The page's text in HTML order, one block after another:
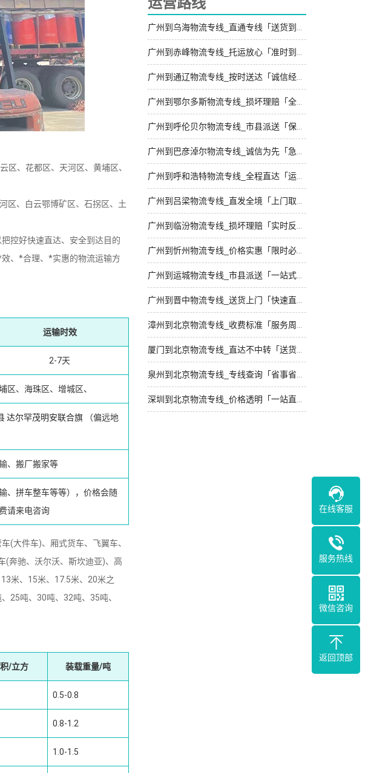
、花都区、天河区、黄埔区、
区、白云鄂博矿区、石拐区、土
控好快速直达、安全到达目的
、*合理、*实惠的物流运输方
运输时效
2-7天
区、海珠区、增城区、
达尔罕茂明安联合旗 （偏远地
、搬厂搬家等
、拼车整车等等），价格会随
请来电咨询
(大件车)、厢式货车、飞翼车、
(奔驰、沃尔沃、斯坎迪亚)、高
米、15米、17.5米、20米之
25吨、30吨、32吨、35吨、
/立方 装载重量/吨
0.5-0.8
0.8-1.2
1.0-1.5
广州到乌海物流专线_直通专线「送货到门」
广州到赤峰物流专线_托运放心「准时到货」
广州到通辽物流专线_按时送达「诚信经营」
广州到鄂尔多斯物流专线_损坏理赔「全境到达」
广州到呼伦贝尔物流专线_市县派送「保证时效」
广州到巴彦淖尔物流专线_诚信为先「急你所需」
广州到呼和浩特物流专线_全程直达「运价查询」
广州到吕梁物流专线_直发全境「上门取件」
广州到临汾物流专线_损坏理赔「实时反馈」
广州到忻州物流专线_价格实惠「限时必达」
广州到运城物流专线_市县派送「一站式托运」
广州到晋中物流专线_送货上门「快速直达」
漳州到北京物流专线_收费标准「服务周到」
厦门到北京物流专线_直达不中转「送货到门」
泉州到北京物流专线_专线查询「省事省心」
深圳到北京物流专线_价格透明「一站直达」
在线客服
服务热线
微信咨询
返回顶部